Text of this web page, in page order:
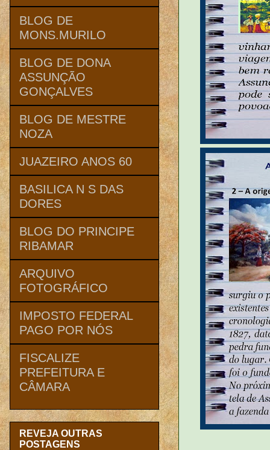
BLOG DE
MONS.MURILO
BLOG DE DONA
ASSUNÇÃO
GONÇALVES
BLOG DE MESTRE
NOZA
JUAZEIRO ANOS 60
BASILICA N S DAS
DORES
BLOG DO PRINCIPE
RIBAMAR
ARQUIVO
FOTOGRÁFICO
IMPOSTO FEDERAL
PAGO POR NÓS
FISCALIZE
PREFEITURA E
CÂMARA
REVEJA OUTRAS
POSTAGENS